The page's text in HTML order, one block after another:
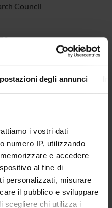
degli annunci
i vostri dati
numero IP, utilizzando
e accedere
al fine di
personalizzati, misurare
il pubblico e sviluppare
scegliere chi utilizza i
Council